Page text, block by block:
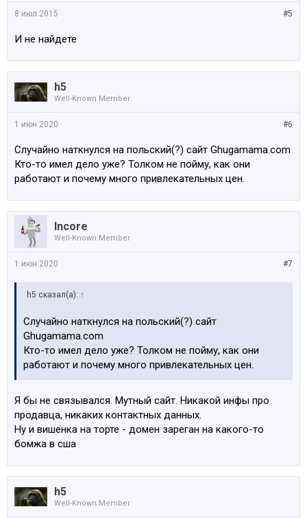
#5
8 июл 2015
И не найдете
h5
Well-Known Member
#6
1 июн 2020
Случайно наткнулся на польский(?) сайт Ghugamama.com
Кто-то имел дело уже? Толком не пойму, как они
работают и почему много привлекательных цен.
Incore
Well-Known Member
#7
1 июн 2020
h5 сказал(а): ↑
Случайно наткнулся на польский(?) сайт
Ghugamama.com
Кто-то имел дело уже? Толком не пойму, как они
работают и почему много привлекательных цен.
Я бы не связывался. Мутный сайт. Никакой инфы про
продавца, никаких контактных данных.
Ну и вишенка на торте - домен зареган на какого-то
бомжа в сша
h5
Well-Known Member